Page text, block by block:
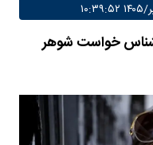
خواست شوهر